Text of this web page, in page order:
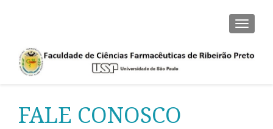
FALE CONOSCO